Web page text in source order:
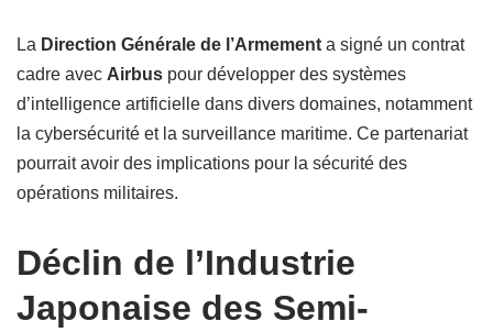
La Direction Générale de l’Armement a signé un contrat
cadre avec Airbus pour développer des systèmes
d’intelligence artificielle dans divers domaines, notamment
la cybersécurité et la surveillance maritime. Ce partenariat
pourrait avoir des implications pour la sécurité des
opérations militaires.
Déclin de l’Industrie
Japonaise des Semi-